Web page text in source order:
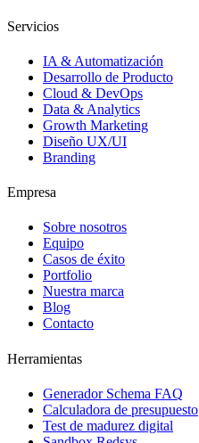
Servicios
IA & Automatización
Desarrollo de Producto
Cloud & DevOps
Data & Analytics
Growth Marketing
Diseño UX/UI
Branding
Empresa
Sobre nosotros
Equipo
Casos de éxito
Portfolio
Nuestra marca
Blog
Contacto
Herramientas
Generador Schema FAQ
Calculadora de presupuesto
Test de madurez digital